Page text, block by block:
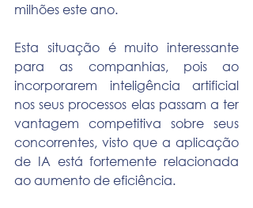
milhões este ano.
Esta situação é muito interessante
para as companhias, pois ao
incorporarem inteligência artificial
nos seus processos elas passam a ter
vantagem competitiva sobre seus
concorrentes, visto que a aplicação
de IA está fortemente relacionada
ao aumento de eficiência.